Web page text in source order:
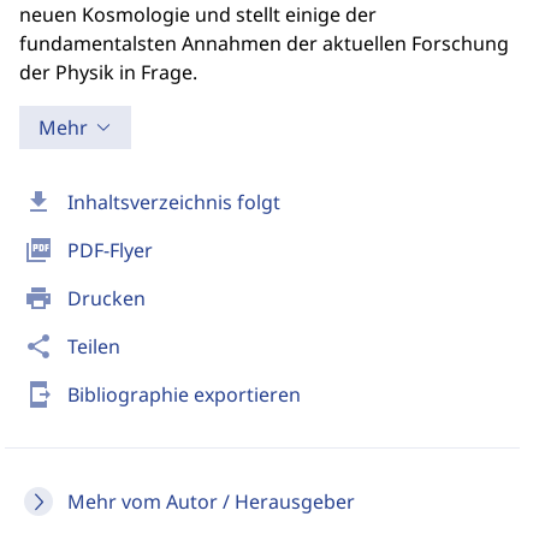
download Inhaltsverzeichnis folgt
picture_as_pdf PDF-Flyer
print Drucken
share Teilen
send_to_mobile Bibliographie exportieren
Mehr vom Autor / Herausgeber
neuen Kosmologie und stellt einige der
fundamentalsten Annahmen der aktuellen Forschung
der Physik in Frage.
Mehr